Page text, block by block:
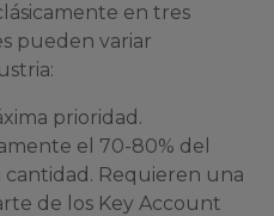
en tres
pueden variar
prioridad.
el 70-80% del
cantidad. Requieren una
de los Key Account